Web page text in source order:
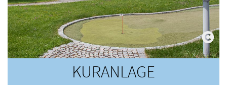
KURANLAGE